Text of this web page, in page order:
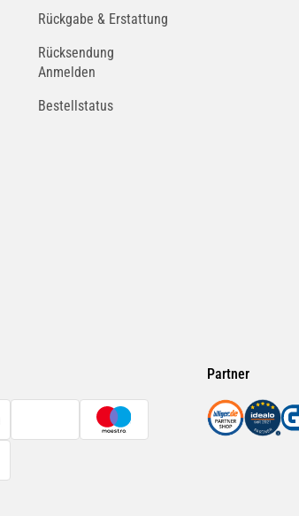
Rückgabe & Erstattung
Rücksendung
Anmelden
Bestellstatus
Partner